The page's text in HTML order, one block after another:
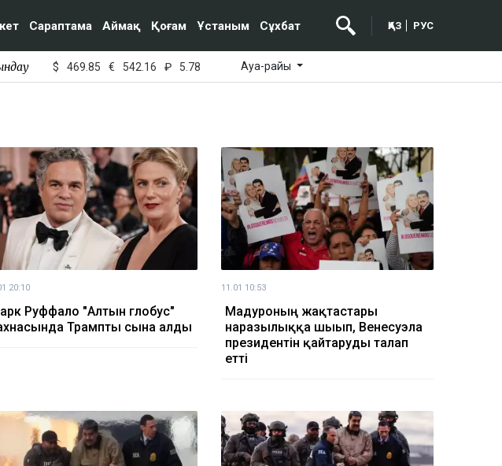
Сараптама Аймақ Қоғам Ұстаным Сұхбат ҚАЗ РУС
$ 469.85 € 542.16 ₽ 5.78 Ауа-райы
20:10
Руффало "Алтын глобус"
Трампты сынға алды
11.01 10:53
Мадуроның жақтастары
наразылыққа шығып, Венесуэла
президентін қайтаруды талап
етті